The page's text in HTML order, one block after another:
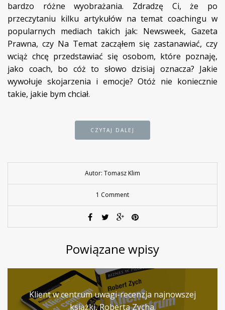
bardzo różne wyobrażania. Zdradzę Ci, że po
przeczytaniu kilku artykułów na temat coachingu w
popularnych mediach takich jak: Newsweek, Gazeta
Prawna, czy Na Temat zacząłem się zastanawiać, czy
wciąż chcę przedstawiać się osobom, które poznaję,
jako coach, bo cóż to słowo dzisiaj oznacza? Jakie
wywołuje skojarzenia i emocje? Otóż nie koniecznie
takie, jakie bym chciał.
CZYTAJ DALEJ
Autor: Tomasz Klim
1 Comment
Powiązane wpisy
Klient w centrum uwagi-recenzja najnowszej
książki, Roberta Zycha.